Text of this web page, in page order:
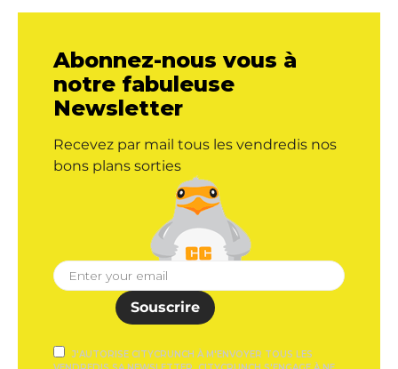
Abonnez-nous vous à
notre fabuleuse
Newsletter
Recevez par mail tous les vendredis nos
bons plans sorties
Souscrire
J'AUTORISE CITYCRUNCH À M'ENVOYER TOUS LES